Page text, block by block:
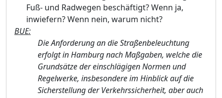
Fuß- und Radwegen beschäftigt? Wenn ja,
inwiefern? Wenn nein, warum nicht?
BUE:
Die Anforderung an die Straßenbeleuchtung
erfolgt in Hamburg nach Maßgaben, welche die
Grundsätze der einschlägigen Normen und
Regelwerke, insbesondere im Hinblick auf die
Sicherstellung der Verkehrssicherheit, aber auch